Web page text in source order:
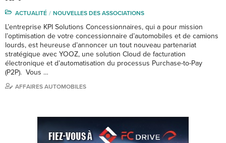
ACTUALITÉ NOUVELLES DES ASSOCIATIONS
L’entreprise KPI Solutions Concessionnaires, qui a pour mission
l’optimisation de votre concessionnaire d’automobiles et de camions
lourds, est heureuse d’annoncer un tout nouveau partenariat
stratégique avec YOOZ, une solution Cloud de facturation
électronique et d’automatisation du processus Purchase-to-Pay
(P2P). Vous …
AFFAIRES AUTOMOBILES